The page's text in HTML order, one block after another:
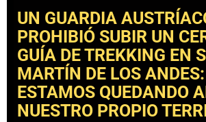
UN GUARDIA
PROHIBIÓ SUBIR UN
GUÍA DE TREKKING EN
MARTÍN DE LOS
ESTAMOS QUEDANDO
NUESTRO PROPIO